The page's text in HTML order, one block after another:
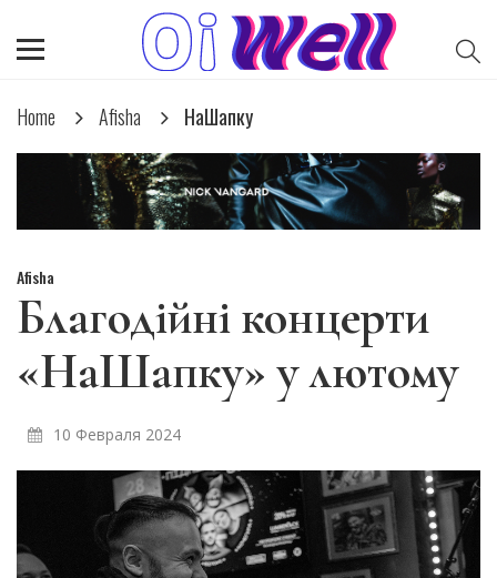
Home Afisha НаШапку
Afisha
Благодійні концерти
«НаШапку» у лютому
10 Февраля 2024